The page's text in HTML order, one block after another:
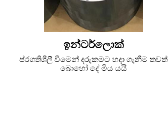
ඉන්ටර්ලොක්
ප්රගතිශීලී වීමෙන් දරුකමට හදා ගැනීම තවත්
බොහෝ දේ මිය යයි